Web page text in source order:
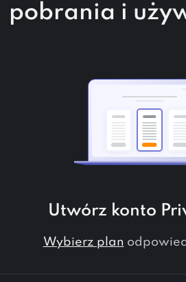
pobrania i
Utwórz konto
Wybierz plan